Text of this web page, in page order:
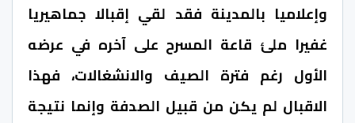
وإعلاميا بالمدينة فقد لقي إقبالا جماهيريا
غفيرا ملئ قاعة المسرح على آخره في عرضه
الأول رغم فترة الصيف والانشغالات، فهذا
الاقبال لم يكن من قبيل الصدفة وإنما نتيجة